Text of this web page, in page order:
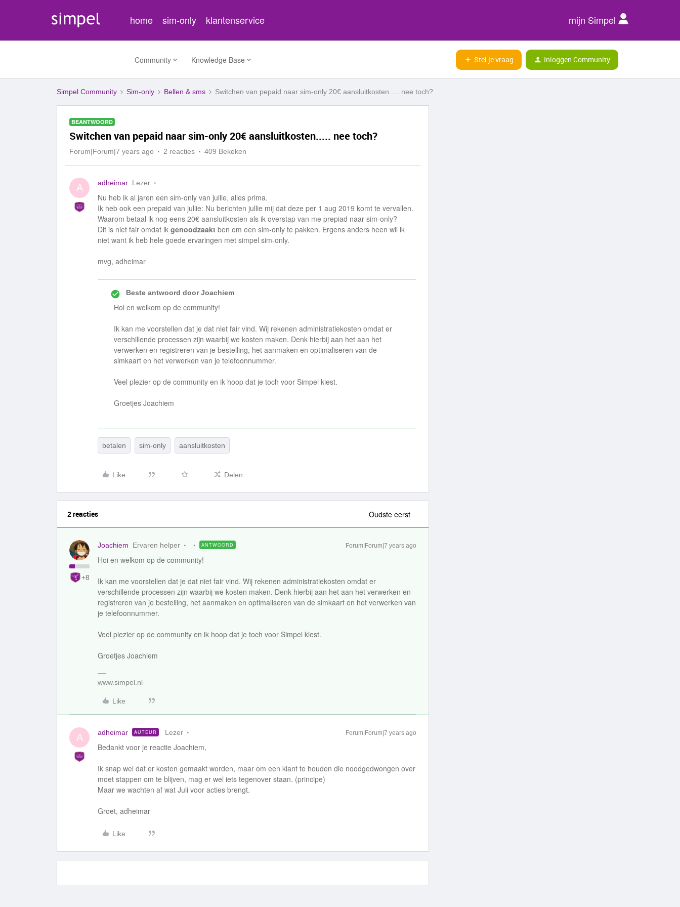
home sim-only klantenservice mijn Simpel
Community Knowledge Base Stel je vraag Inloggen Community
Simpel Community Sim-only Bellen & sms Switchen van pepaid naar sim-only 20€ aansluitkosten..... nee toch?
BEANTWOORD
Switchen van pepaid naar sim-only 20€ aansluitkosten..... nee toch?
Forum|Forum|7 years ago 2 reacties 409 Bekeken
A adheimar Lezer
Nu heb ik al jaren een sim-only van jullie, alles prima.
Ik heb ook een prepaid van jullie: Nu berichten jullie mij dat deze per 1 aug 2019 komt te vervallen.
Waarom betaal ik nog eens 20€ aansluitkosten als ik overstap van me prepiad naar sim-only?
Dit is niet fair omdat ik genoodzaakt ben om een sim-only te pakken. Ergens anders heen wil ik
niet want ik heb hele goede ervaringen met simpel sim-only.
mvg, adheimar
Beste antwoord doorJoachiem
Hoi en welkom op de community!
Ik kan me voorstellen dat je dat niet fair vind. Wij rekenen administratiekosten omdat er
verschillende processen zijn waarbij we kosten maken. Denk hierbij aan het aan het
verwerken en registreren van je bestelling, het aanmaken en optimaliseren van de
simkaart en het verwerken van je telefoonnummer.
Veel plezier op de community en ik hoop dat je toch voor Simpel kiest.
Groetjes Joachiem
betalen sim-only aansluitkosten
Like Delen
2 reacties Oudste eerst
+8
Joachiem Ervaren helper ANTWOORD Forum|Forum|7 years ago
Hoi en welkom op de community!
Ik kan me voorstellen dat je dat niet fair vind. Wij rekenen administratiekosten omdat er
verschillende processen zijn waarbij we kosten maken. Denk hierbij aan het aan het verwerken en
registreren van je bestelling, het aanmaken en optimaliseren van de simkaart en het verwerken van
je telefoonnummer.
Veel plezier op de community en ik hoop dat je toch voor Simpel kiest.
Groetjes Joachiem
www.simpel.nl
Like
A adheimar AUTEUR Lezer Forum|Forum|7 years ago
Bedankt voor je reactie Joachiem,
Ik snap wel dat er kosten gemaakt worden, maar om een klant te houden die noodgedwongen over
moet stappen om te blijven, mag er wel iets tegenover staan. (principe)
Maar we wachten af wat Juli voor acties brengt.
Groet, adheimar
Like